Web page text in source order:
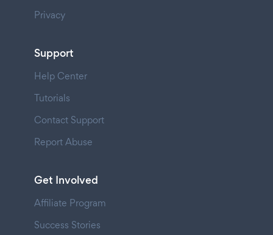
Privacy
Support
Help Center
Tutorials
Contact Support
Report Abuse
Get Involved
Affiliate Program
Success Stories